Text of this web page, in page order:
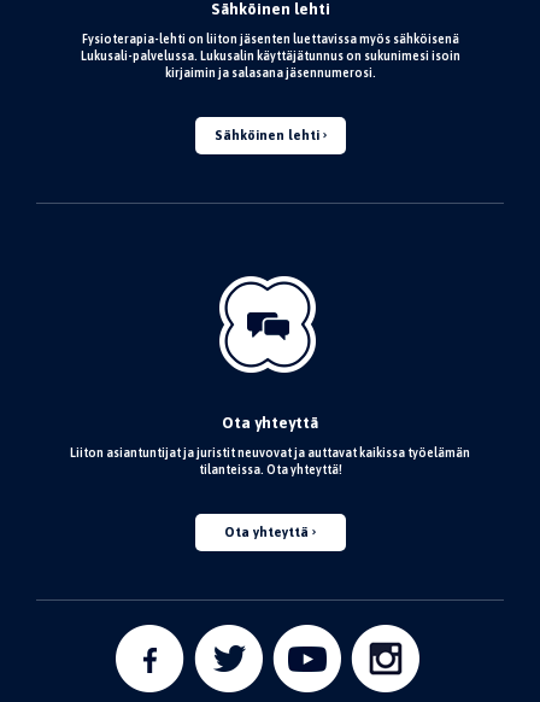
Sähköinen lehti
Fysioterapia-lehti on liiton jäsenten luettavissa myös sähköisenä
Lukusali-palvelussa. Lukusalin käyttäjätunnus on sukunimesi isoin
kirjaimin ja salasana jäsennumerosi.
Sähköinen lehti
Ota yhteyttä
Liiton asiantuntijat ja juristit neuvovat ja auttavat kaikissa työelämän
tilanteissa. Ota yhteyttä!
Ota yhteyttä